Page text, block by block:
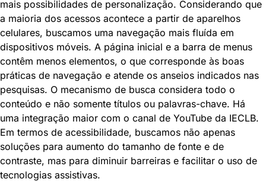
mais possibilidades de personalização. Considerando que
a maioria dos acessos acontece a partir de aparelhos
celulares, buscamos uma navegação mais fluída em
dispositivos móveis. A página inicial e a barra de menus
contêm menos elementos, o que corresponde às boas
práticas de navegação e atende os anseios indicados nas
pesquisas. O mecanismo de busca considera todo o
conteúdo e não somente títulos ou palavras-chave. Há
uma integração maior com o canal de YouTube da IECLB.
Em termos de acessibilidade, buscamos não apenas
soluções para aumento do tamanho de fonte e de
contraste, mas para diminuir barreiras e facilitar o uso de
tecnologias assistivas.